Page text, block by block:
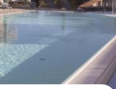
Auf der Karte anzeigen